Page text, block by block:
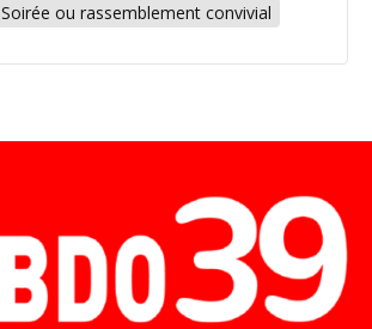
Soirée ou rassemblement convivial